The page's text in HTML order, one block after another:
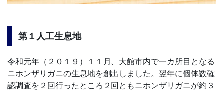
第１人工生息地
令和元年（２０１９）１１月、大館市内で一カ所目となる
ニホンザリガニの生息地を創出しました。翌年に個体数確
認調査を２回行ったところ２回ともニホンザリガニが約３